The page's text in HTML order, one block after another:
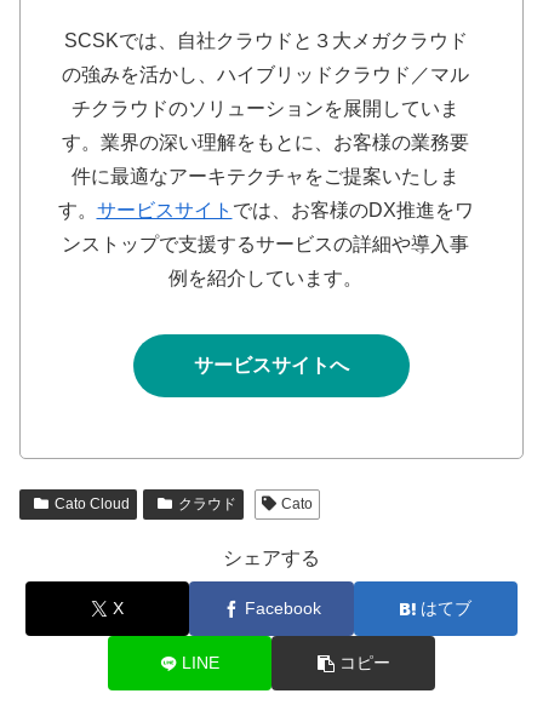
SCSKでは、自社クラウドと３大メガクラウド
の強みを活かし、ハイブリッドクラウド／マル
チクラウドのソリューションを展開していま
す。業界の深い理解をもとに、お客様の業務要
件に最適なアーキテクチャをご提案いたしま
す。 サービスサイト では、お客様のDX推進をワ
ンストップで支援するサービスの詳細や導入事
例を紹介しています。
サービスサイトへ
Cato Cloud クラウド Cato
シェアする
X Facebook はてブ
LINE コピー